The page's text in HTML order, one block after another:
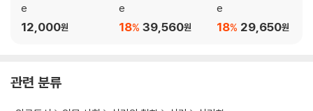
e
12,000원
e
39,560원
18%
e
29,650원
18%
관련 분류